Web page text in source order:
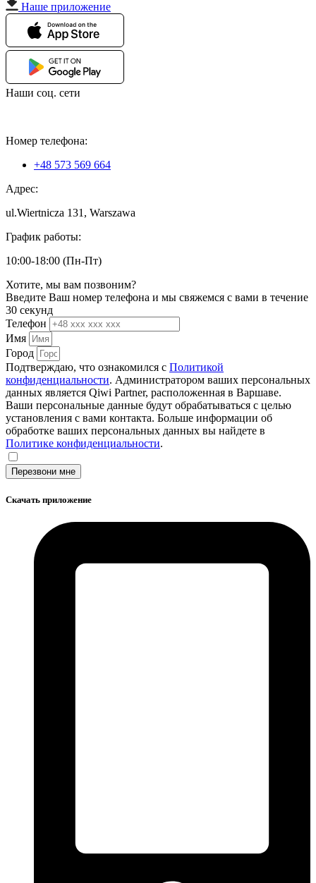
Наше приложение
Наши соц. сети
Номер телефона:
+48 573 569 664
Адрес:
ul.Wiertnicza 131, Warszawa
График работы:
10:00-18:00 (Пн-Пт)
Хотите, мы вам позвоним?
Введите Ваш номер телефона и мы свяжемся с вами в течение
30 секунд
Телефон
Имя
Город
Подтверждаю, что ознакомился с Политикой
конфиденциальности. Администратором ваших персональных
данных является Qiwi Partner, расположенная в Варшаве.
Ваши персональные данные будут обрабатываться с целью
установления с вами контакта. Больше информации об
обработке ваших персональных данных вы найдете в
Политике конфиденциальности.
Перезвони мне
Скачать приложение